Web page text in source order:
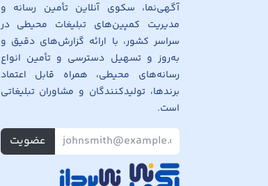
آگهی‌نما، سکوی آنلاین تأمین رسانه و
مدیریت کمپین‌های تبلیغات محیطی در
سراسر کشور، با ارائه گزارش‌های دقیق و
به‌روز و تسهیل دسترسی و تأمین انواع
رسانه‌های محیطی، همراه قابل اعتماد
برندها، تولیدکنندگان و مشاوران تبلیغاتی
است.
عضویت